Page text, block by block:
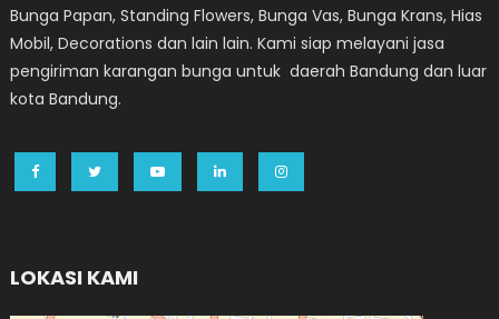
Bunga Papan, Standing Flowers, Bunga Vas, Bunga Krans, Hias
Mobil, Decorations dan lain lain. Kami siap melayani jasa
pengiriman karangan bunga untuk daerah Bandung dan luar
kota Bandung.
LOKASI KAMI